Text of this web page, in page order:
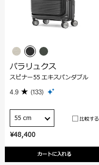
¥48,400
カートに入れる
パラリュクス
スピナー55 エキスパンダブル
4.9 (133)
55 cm 比較する